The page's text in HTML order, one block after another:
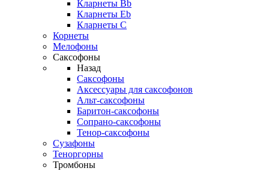
Кларнеты Bb
Кларнеты Eb
Кларнеты С
Корнеты
Мелофоны
Саксофоны
Назад
Саксофоны
Аксессуары для саксофонов
Альт-саксофоны
Баритон-саксофоны
Сопрано-саксофоны
Тенор-саксофоны
Сузафоны
Теноргорны
Тромбоны